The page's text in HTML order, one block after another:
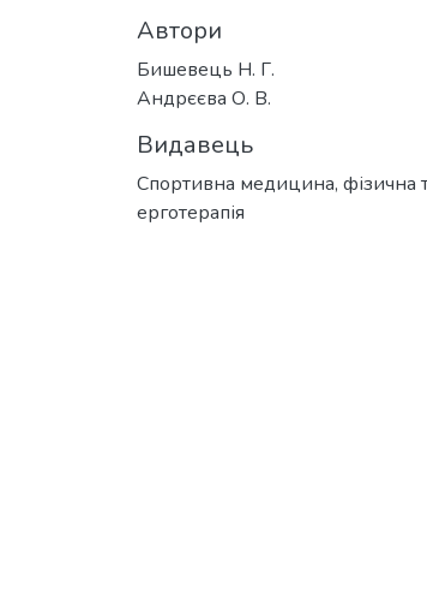
Автори
Бишевець Н. Г.
Андрєєва О. В.
Видавець
Спортивна медицина, фізична
ерготерапія